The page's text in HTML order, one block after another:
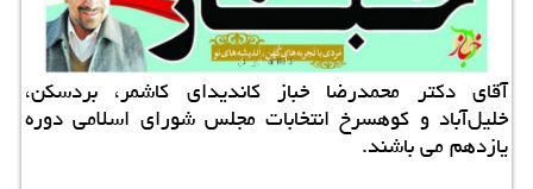
آقای دكتر محمدرضا خباز كاندیدای كاشمر، بردسكن،
خلیل‌آباد و كوهسرخ انتخابات مجلس شورای اسلامی دوره
یازدهم می باشند.